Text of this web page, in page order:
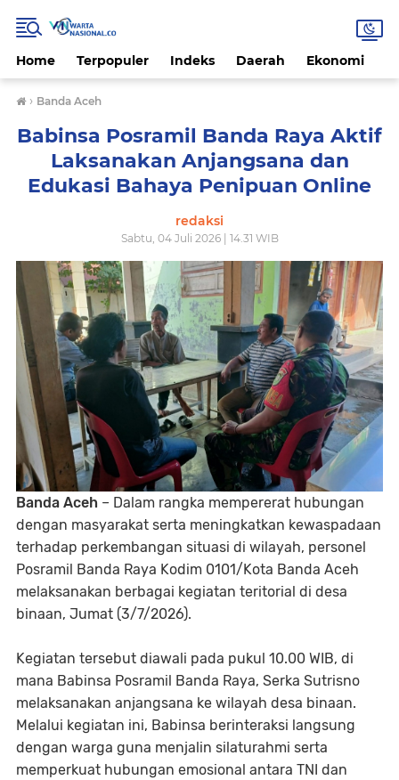
Home Terpopuler Indeks Daerah Ekonomi
› Banda Aceh
Babinsa Posramil Banda Raya Aktif
Laksanakan Anjangsana dan
Edukasi Bahaya Penipuan Online
redaksi
Sabtu, 04 Juli 2026 | 14.31 WIB
Banda Aceh – Dalam rangka mempererat hubungan
dengan masyarakat serta meningkatkan kewaspadaan
terhadap perkembangan situasi di wilayah, personel
Posramil Banda Raya Kodim 0101/Kota Banda Aceh
melaksanakan berbagai kegiatan teritorial di desa
binaan, Jumat (3/7/2026).
Kegiatan tersebut diawali pada pukul 10.00 WIB, di
mana Babinsa Posramil Banda Raya, Serka Sutrisno
melaksanakan anjangsana ke wilayah desa binaan.
Melalui kegiatan ini, Babinsa berinteraksi langsung
dengan warga guna menjalin silaturahmi serta
memperkuat hubungan emosional antara TNI dan